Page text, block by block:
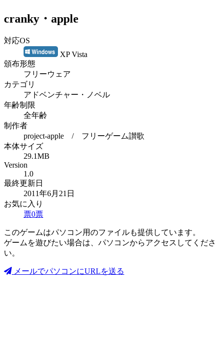
cranky・apple
対応OS
XP Vista
頒布形態
フリーウェア
カテゴリ
アドベンチャー・ノベル
年齢制限
全年齢
制作者
project-apple / フリーゲーム讃歌
本体サイズ
29.1MB
Version
1.0
最終更新日
2011年6月21日
お気に入り
票0票
このゲームはパソコン用のファイルも提供しています。
ゲームを遊びたい場合は、パソコンからアクセスしてくださ
い。
メールでパソコンにURLを送る